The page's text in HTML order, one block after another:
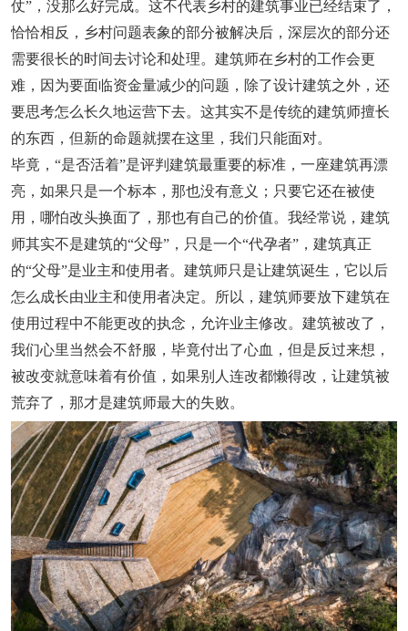
仗”，没那么好完成。这不代表乡村的建筑事业已经结束了，
恰恰相反，乡村问题表象的部分被解决后，深层次的部分还
需要很长的时间去讨论和处理。建筑师在乡村的工作会更
难，因为要面临资金量减少的问题，除了设计建筑之外，还
要思考怎么长久地运营下去。这其实不是传统的建筑师擅长
的东西，但新的命题就摆在这里，我们只能面对。
毕竟，“是否活着”是评判建筑最重要的标准， 一座建筑再漂
亮，如果只是一个标本，那也没有意义；只要它还在被使
用，哪怕改头换面了，那也有自己的价值。我经常说， 建筑
师其实不是建筑的“父母”，只是一个“代孕者”，建筑真正
的“父母”是业主和使用者。 建筑师只是让建筑诞生，它以后
怎么成长由业主和使用者决定。所以，建筑师要放下建筑在
使用过程中不能更改的执念，允许业主修改。建筑被改了，
我们心里当然会不舒服，毕竟付出了心血，但是反过来想，
被改变就意味着有价值，如果别人连改都懒得改，让建筑被
荒弃了，那才是建筑师最大的失败。